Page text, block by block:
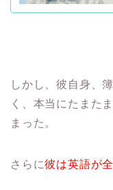
しかし、彼自身、
く、本当にたまた
まった。
さらに彼は英語が